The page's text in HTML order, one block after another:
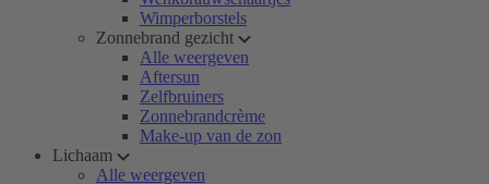
Wimperborstels
Zonnebrand gezicht
Alle weergeven
Aftersun
Zelfbruiners
Zonnebrandcrème
Make-up van de zon
Lichaam
Alle weergeven